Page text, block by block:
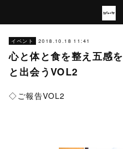
イベント 2018.10.18 11:41
心と体と食を整え五感
と出会うVOL2
◇ご報告VOL2